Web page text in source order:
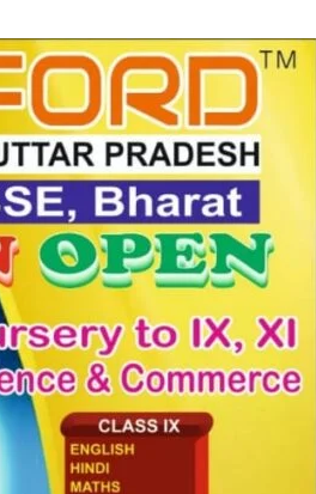
News,
Latest
News